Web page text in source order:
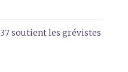
soutient les grévistes